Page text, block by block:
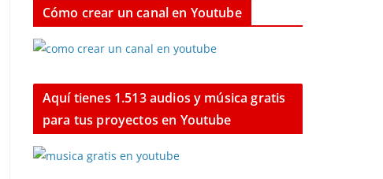
Cómo crear un canal en Youtube
Aquí tienes 1.513 audios y música gratis
para tus proyectos en Youtube